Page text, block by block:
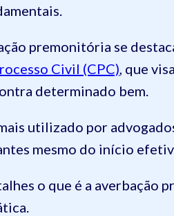
premonitória se
Civil (CPC), que
determinado bem.
utilizado por
mesmo do início
o que é a averbação